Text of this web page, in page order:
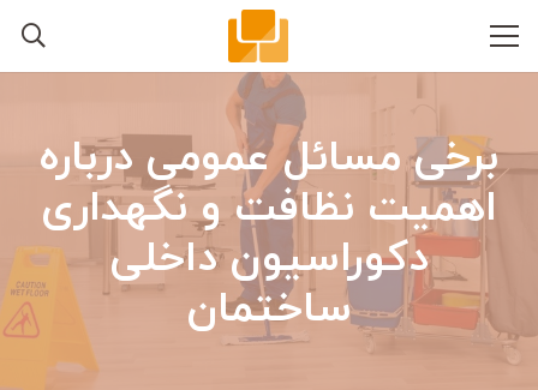
برخی مسائل عمومی درباره
اهمیت نظافت و نگهداری
دکوراسیون داخلی
ساختمان